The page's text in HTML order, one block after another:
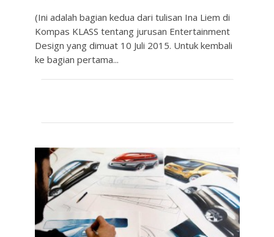
(Ini adalah bagian kedua dari tulisan Ina Liem di
Kompas KLASS tentang jurusan Entertainment
Design yang dimuat 10 Juli 2015. Untuk kembali
ke bagian pertama...